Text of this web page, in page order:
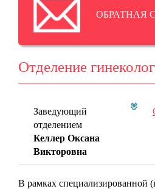
ОБРАТНАЯ
Отделение
Заведующий
отделением
Келлер Оксана
Викторовна
В рамках специализированной